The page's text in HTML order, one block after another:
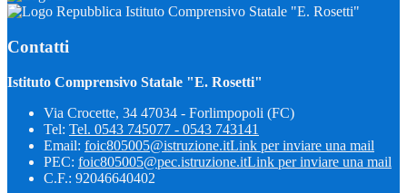
Istituto Comprensivo Statale "E. Rosetti"
Contatti
Istituto Comprensivo Statale "E. Rosetti"
Via Crocette, 34 47034 - Forlimpopoli (FC)
Tel: Tel. 0543 745077 - 0543 743141
Email: foic805005@istruzione.itLink per inviare una mail
PEC: foic805005@pec.istruzione.itLink per inviare una mail
C.F.: 92046640402